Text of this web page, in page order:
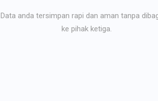
Data anda tersimpan rapi dan aman tanpa
ke pihak ketiga.